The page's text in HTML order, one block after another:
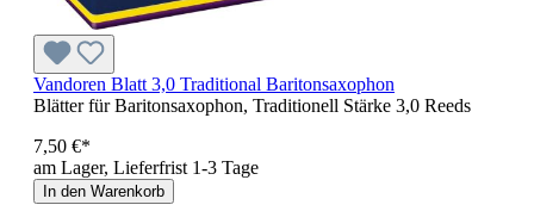
Vandoren Blatt 3,0 Traditional Baritonsaxophon
Blätter für Baritonsaxophon, Traditionell Stärke 3,0 Reeds
7,50 €*
am Lager, Lieferfrist 1-3 Tage
In den Warenkorb